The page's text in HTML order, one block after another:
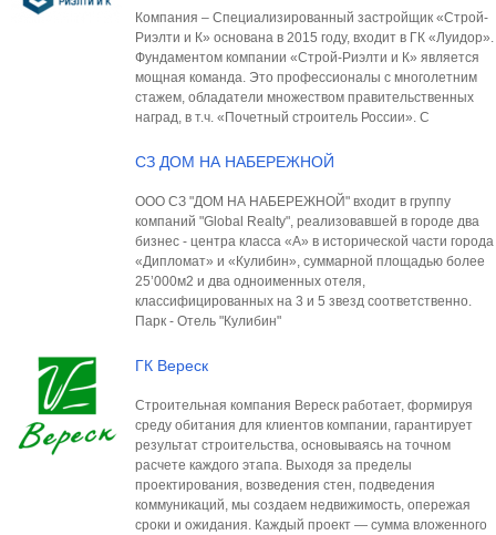
Компания – Специализированный застройщик «Строй-
Риэлти и К» основана в 2015 году, входит в ГК «Луидор».
Фундаментом компании «Строй-Риэлти и К» является
мощная команда. Это профессионалы с многолетним
стажем, обладатели множеством правительственных
наград, в т.ч. «Почетный строитель России». С
СЗ ДОМ НА НАБЕРЕЖНОЙ
ООО СЗ "ДОМ НА НАБЕРЕЖНОЙ" входит в группу
компаний "Global Realty", реализовавшей в городе два
бизнес - центра класса «А» в исторической части города
«Дипломат» и «Кулибин», суммарной площадью более
25’000м2 и два одноименных отеля,
классифицированных на 3 и 5 звезд соответственно.
Парк - Отель "Кулибин"
ГК Вереск
Строительная компания Вереск работает, формируя
среду обитания для клиентов компании, гарантирует
результат строительства, основываясь на точном
расчете каждого этапа. Выходя за пределы
проектирования, возведения стен, подведения
коммуникаций, мы создаем недвижимость, опережая
сроки и ожидания. Каждый проект — сумма вложенного